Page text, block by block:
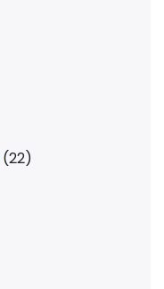
(22)